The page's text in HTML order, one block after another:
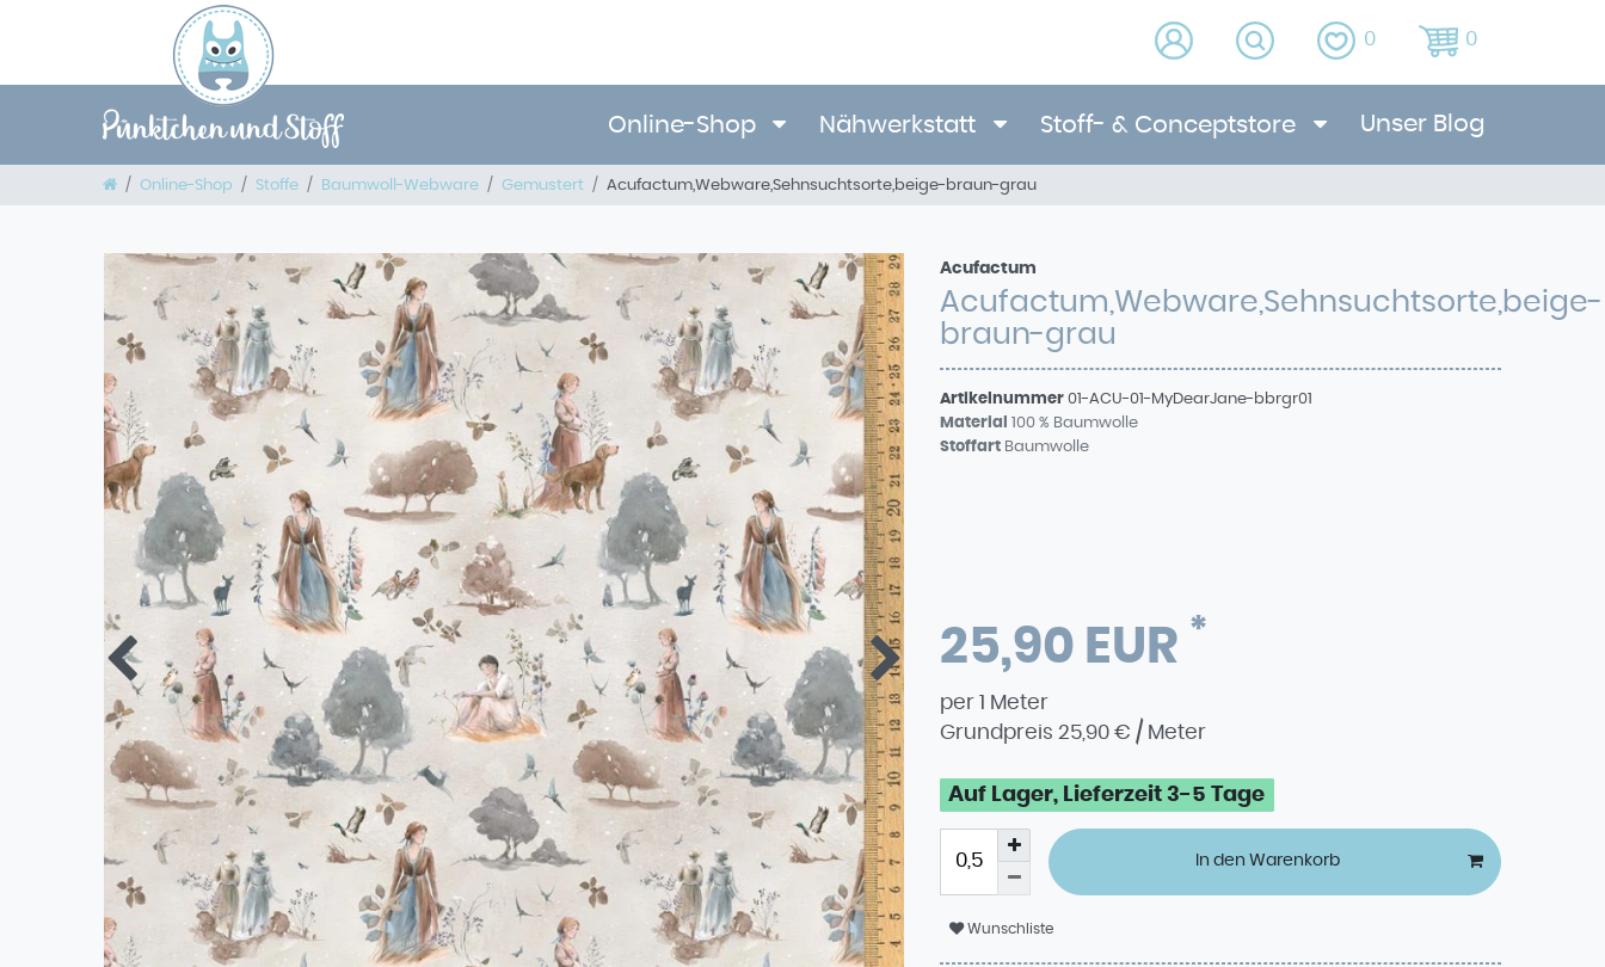
0 0
Online-Shop Nähwerkstatt Stoff- & Conceptstore Unser Blog
Online-Shop Stoffe Baumwoll-Webware Gemustert Acufactum,Webware,Sehnsuchtsorte,beige-braun-grau
Acufactum
Acufactum,Webware,Sehnsuchtsorte,beige-
braun-grau
Artikelnummer 01-ACU-01-MyDearJane-bbrgr01
Material 100 % Baumwolle
Stoffart Baumwolle
25,90 EUR *
per
Meter
Grundpreis 25,90 € / Meter
Auf Lager, Lieferzeit 3-5 Tage
In den Warenkorb
Wunschliste